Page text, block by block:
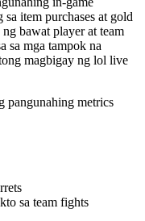
sa item purchases at gold
bawat player at team
sa mga tampok na
magbigay ng lol live
pangunahing metrics
sa team fights